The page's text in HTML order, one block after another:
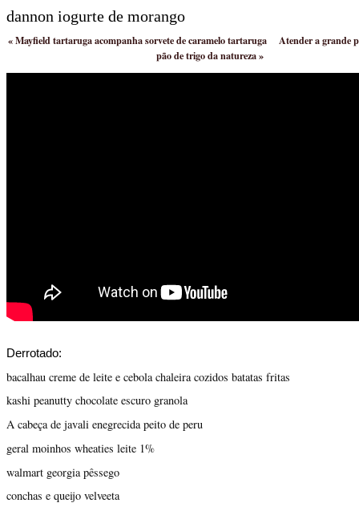
dannon iogurte de morango
«Mayfield tartaruga acompanha sorvete de caramelo tartaruga
Atender a grande
pão de trigo da natureza»
Derrotado:
bacalhau creme de leite e cebola chaleira cozidos batatas fritas
kashi peanutty chocolate escuro granola
A cabeça de javali enegrecida peito de peru
geral moinhos wheaties leite 1%
walmart georgia pêssego
conchas e queijo velveeta